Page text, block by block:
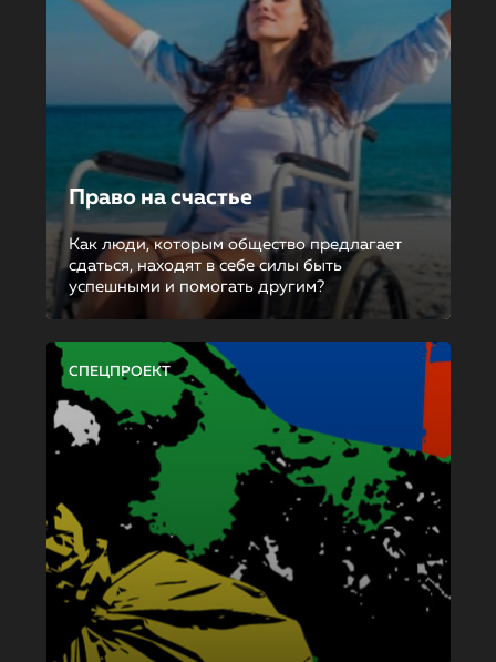
Право на счастье
Как люди, которым общество предлагает
сдаться, находят в себе силы быть
успешными и помогать другим?
СПЕЦПРОЕКТ